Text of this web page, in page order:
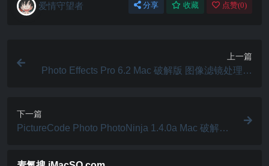
爱情守望者 分享 收藏 点赞(0)
上一篇
Photo Effects Pro 6.2 Mac 破解版 图像滤镜处理工
下一篇
PictureCode Photo PhotoNinja 1.4.0a Mac 破解版